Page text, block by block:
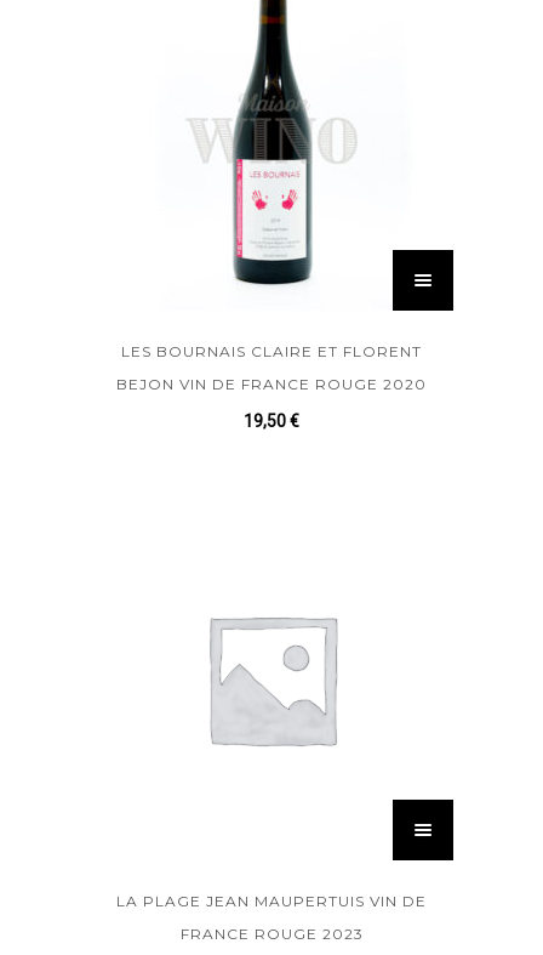
LES BOURNAIS CLAIRE ET FLORENT
BEJON VIN DE FRANCE ROUGE 2020
19,50€
LA PLAGE JEAN MAUPERTUIS VIN DE
FRANCE ROUGE 2023